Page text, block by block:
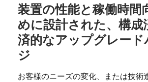
装置の性能と稼働時間
めに設計された、構成
済的なアップグレード
ジ
お客様のニーズの変化、または技術